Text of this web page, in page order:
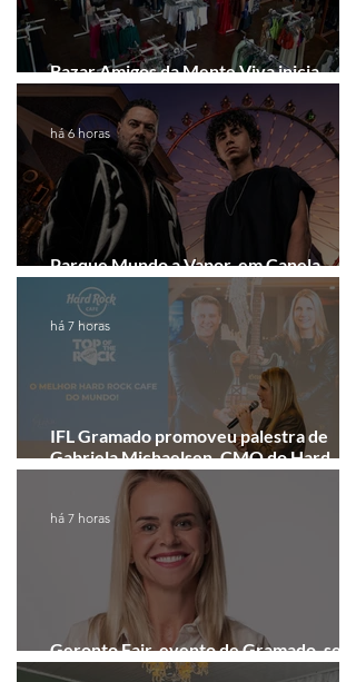
Bazar Amigos da Mente Viva inicia
arrecadação em Gramado e Canela
Parque Mundo a Vapor, em Canela,
recebe festival eletrônico em agosto
há 6 horas
IFL Gramado promoveu palestra de
Gabriela Michaelsen, CMO do Hard
Rock Cafe Gramado
há 7 horas
Geronto Fair, evento de Gramado, será
realizada em formato digital
há 7 horas